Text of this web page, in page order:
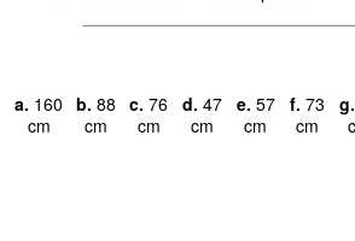
a. 160
cm
b. 88
cm
c. 76
cm
d. 47
cm
e. 57
cm
f. 73
cm
g.